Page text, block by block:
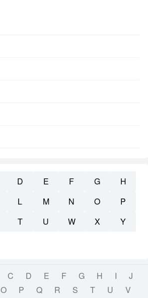
D E F G
H
L M N O
P
T U W X
Y
C D E F G H I
J
O P Q R S T U V